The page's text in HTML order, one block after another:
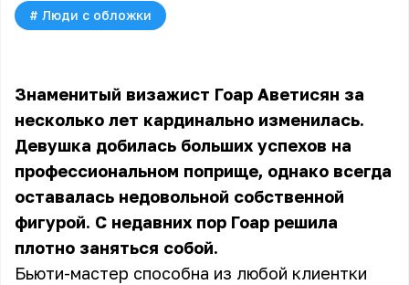
# Люди с обложки
Знаменитый визажист Гоар Аветисян за
несколько лет кардинально изменилась.
Девушка добилась больших успехов на
профессиональном поприще, однако всегда
оставалась недовольной собственной
фигурой. С недавних пор Гоар решила
плотно заняться собой.
Бьюти-мастер способна из любой клиентки